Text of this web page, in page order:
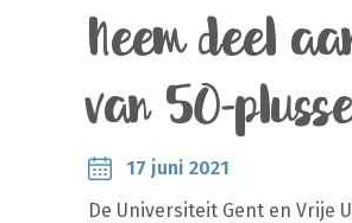
Neem deel
van 50-
17 juni 2021
De Universiteit Gent en Vrije